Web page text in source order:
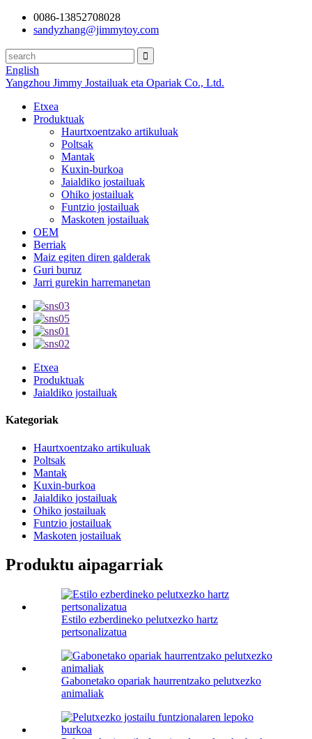
0086-13852708028
sandyzhang@jimmytoy.com
English
Yangzhou Jimmy Jostailuak eta Opariak Co., Ltd.
Etxea
Produktuak
Haurtxoentzako artikuluak
Poltsak
Mantak
Kuxin-burkoa
Jaialdiko jostailuak
Ohiko jostailuak
Funtzio jostailuak
Maskoten jostailuak
OEM
Berriak
Maiz egiten diren galderak
Guri buruz
Jarri gurekin harremanetan
Etxea
Produktuak
Jaialdiko jostailuak
Kategoriak
Haurtxoentzako artikuluak
Poltsak
Mantak
Kuxin-burkoa
Jaialdiko jostailuak
Ohiko jostailuak
Funtzio jostailuak
Maskoten jostailuak
Produktu aipagarriak
Estilo ezberdineko pelutxezko hartz
pertsonalizatua
Gabonetako opariak haurrentzako pelutxezko
animaliak